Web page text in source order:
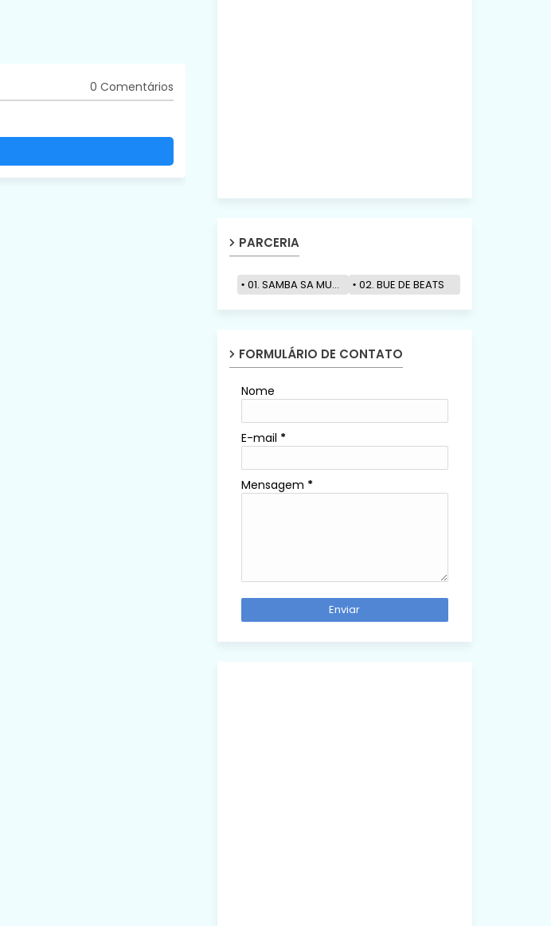
0 Comentários
PARCERIA
01. SAMBA SA MUZIK 02. BUE DE BEATS
FORMULÁRIO DE CONTATO
Nome
E-mail *
Mensagem *